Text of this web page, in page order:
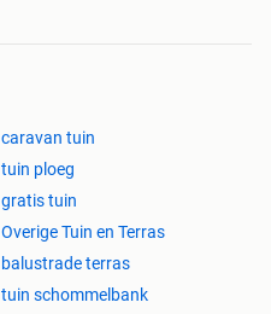
caravan tuin
tuin ploeg
gratis tuin
Overige Tuin en Terras
balustrade terras
tuin schommelbank